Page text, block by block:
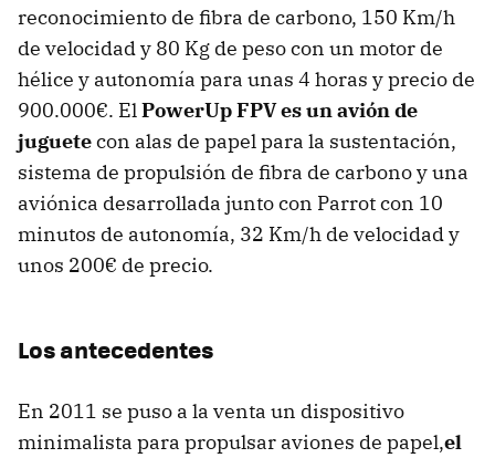
reconocimiento de fibra de carbono, 150 Km/h
de velocidad y 80 Kg de peso con un motor de
hélice y autonomía para unas 4 horas y precio de
900.000€. ElPowerUp FPV es un avión de
juguetecon alas de papel para la sustentación,
sistema de propulsión de fibra de carbono y una
aviónica desarrollada junto con Parrot con 10
minutos de autonomía, 32 Km/h de velocidad y
unos 200€ de precio.
Los antecedentes
En 2011 se puso a la venta un dispositivo
minimalista para propulsar aviones de papel,el